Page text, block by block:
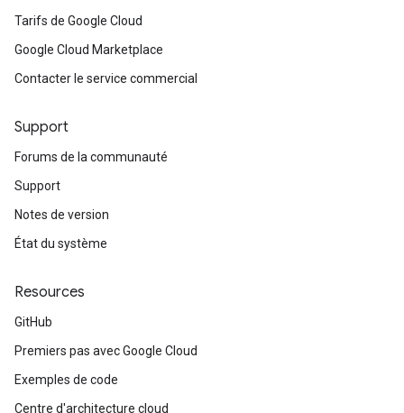
Tarifs de Google Cloud
Google Cloud Marketplace
Contacter le service commercial
Support
Forums de la communauté
Support
Notes de version
État du système
Resources
GitHub
Premiers pas avec Google Cloud
Exemples de code
Centre d'architecture cloud